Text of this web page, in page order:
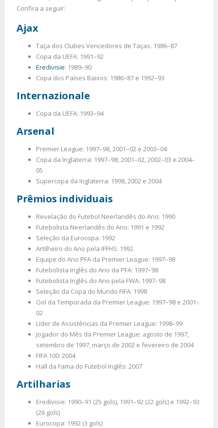
Confira a seguir:
Ajax
Taça dos Clubes Vencedores de Taças: 1986–87
Copa da UEFA: 1991–92
Eredivisie: 1989–90
Copa dos Países Baixos: 1986–87 e 1992–93
Internazionale
Copa da UEFA: 1993–94
Arsenal
Premier League: 1997–98, 2001–02 e 2003–04
Copa da Inglaterra: 1997–98, 2001–02, 2002–03 e 2004–
05
Supercopa da Inglaterra: 1998, 2002 e 2004
Prêmios individuais
Revelação do Futebol Neerlandês do Ano: 1990
Futebolista Neerlandês do Ano: 1991 e 1992
Seleção da Eurocopa: 1992
Artilheiro do Ano pela IFFHS: 1992
Equipe do Ano PFA da Premier League: 1997–98
Futebolista Inglês do Ano da PFA: 1997–98
Futebolista Inglês do Ano pela FWA: 1997–98
Seleção da Copa do Mundo FIFA: 1998
Gol da Temporada da Premier League: 1997–98 e 2001–
02
Líder de Assistências da Premier League: 1998–99
Jogador do Mês da Premier League: agosto de 1997,
setembro de 1997, março de 2002 e fevereiro de 2004
FIFA 100: 2004
Hall da Fama do Futebol Inglês: 2007
Artilharias
Eredivisie: 1990–91 (25 gols), 1991–92 (22 gols) e 1992–93
(26 gols)
Eurocopa: 1992 (3 gols)